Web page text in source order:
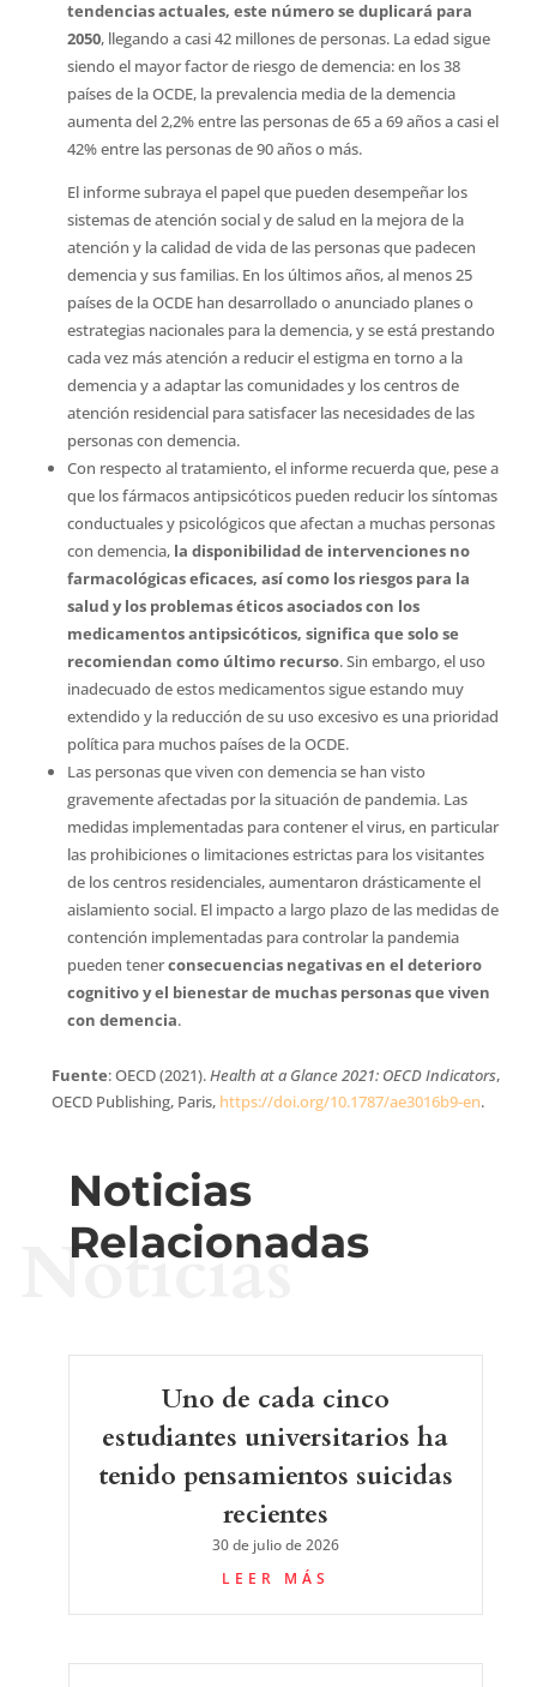
tendencias actuales, este número se duplicará para
2050, llegando a casi 42 millones de personas. La edad sigue
siendo el mayor factor de riesgo de demencia: en los 38
países de la OCDE, la prevalencia media de la demencia
aumenta del 2,2% entre las personas de 65 a 69 años a casi el
42% entre las personas de 90 años o más.
El informe subraya el papel que pueden desempeñar los
sistemas de atención social y de salud en la mejora de la
atención y la calidad de vida de las personas que padecen
demencia y sus familias. En los últimos años, al menos 25
países de la OCDE han desarrollado o anunciado planes o
estrategias nacionales para la demencia, y se está prestando
cada vez más atención a reducir el estigma en torno a la
demencia y a adaptar las comunidades y los centros de
atención residencial para satisfacer las necesidades de las
personas con demencia.
Con respecto al tratamiento, el informe recuerda que, pese a
que los fármacos antipsicóticos pueden reducir los síntomas
conductuales y psicológicos que afectan a muchas personas
con demencia, la disponibilidad de intervenciones no
farmacológicas eficaces, así como los riesgos para la
salud y los problemas éticos asociados con los
medicamentos antipsicóticos, significa que solo se
recomiendan como último recurso. Sin embargo, el uso
inadecuado de estos medicamentos sigue estando muy
extendido y la reducción de su uso excesivo es una prioridad
política para muchos países de la OCDE.
Las personas que viven con demencia se han visto
gravemente afectadas por la situación de pandemia. Las
medidas implementadas para contener el virus, en particular
las prohibiciones o limitaciones estrictas para los visitantes
de los centros residenciales, aumentaron drásticamente el
aislamiento social. El impacto a largo plazo de las medidas de
contención implementadas para controlar la pandemia
pueden tenerconsecuencias negativas en el deterioro
cognitivo y el bienestar de muchas personas que viven
con demencia.
Fuente: OECD (2021).Health at a Glance 2021: OECD Indicators,
OECD Publishing, Paris, https://doi.org/10.1787/ae3016b9-en.
Noticias
Relacionadas
Noticias
Uno de cada cinco
estudiantes universitarios ha
tenido pensamientos suicidas
recientes
30 de julio de 2026
LEER MÁS